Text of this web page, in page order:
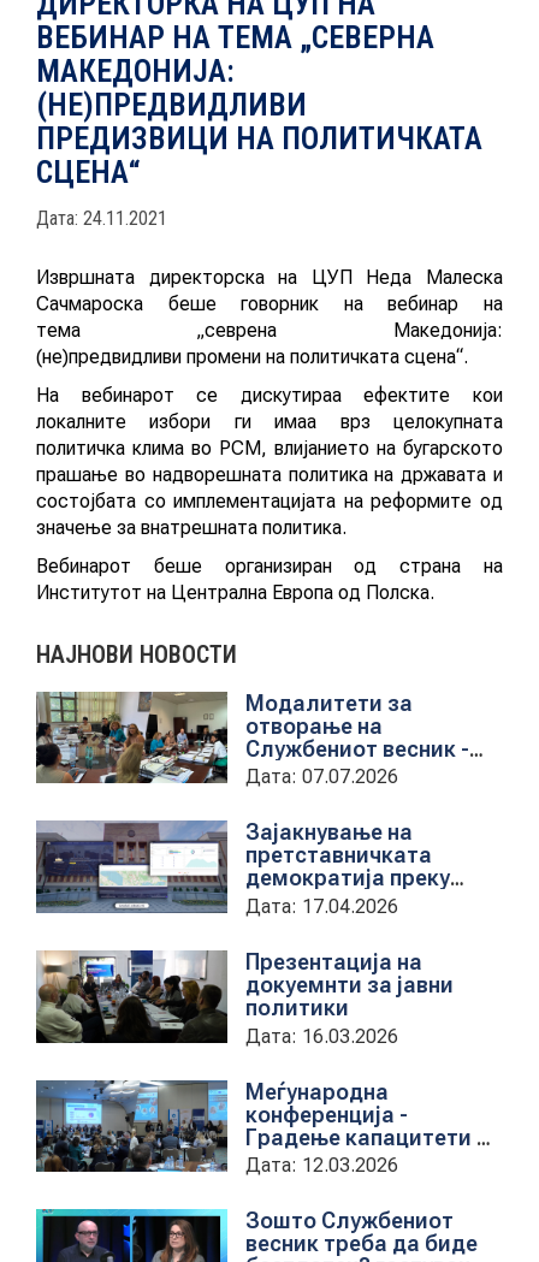
КАТАЛОГ НА УСЛУГИ
ПОВИЦИ
АКТУЕЛНИ ПОВИЦИ
АРХИВА
ИНИЦИЈАТИВИ
ПОСТАПКА
ПОДДРЖИ ИНИЦИЈАТИВА
МУЛТИМЕДИЈА
ГАЛЕРИЈА
ВИДЕО
КОНТАКТ
ENG
ВЕБИНАР НА ТЕМА „СЕВЕРНА
МАКЕДОНИЈА:
(НЕ)ПРЕДВИДЛИВИ
ПРЕДИЗВИЦИ НА ПОЛИТИЧКАТА
СЦЕНА“
Дата: 24.11.2021
Извршната директорска на ЦУП Неда Малеска
Сачмароска беше говорник на вебинар на
тема „севрена Македонија:
(не)предвидливи промени на политичката сцена“.
На вебинарот се дискутираа ефектите кои
локалните избори ги имаа врз целокупната
политичка клима во РСМ, влијанието на бугарското
прашање во надворешната политика на државата и
состојбата со имплементацијата на реформите од
значење за внатрешната политика.
Вебинарот беше организиран од страна на
Институтот на Централна Европа од Полска.
НАЈНОВИ НОВОСТИ
Модалитети за
отворање на
Службениот весник -
Средба со
претставници на ЈП
службен весник
Дата: 07.07.2026
Зајакнување на
претставничката
демократија преку
дигитална алатка
kancelarii.sobranie.mk
Дата: 17.04.2026
Презентација на
докуемнти за јавни
политики
Дата: 16.03.2026
Меѓународна
конференција -
Градење капацитети на
институциите за обука
на државни
службеници
Дата: 12.03.2026
Зошто Службениот
весник треба да биде